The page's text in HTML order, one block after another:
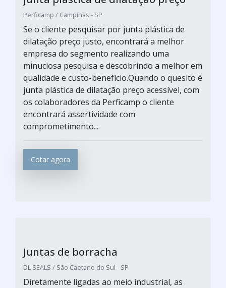
Perficamp / Campinas - SP
Se o cliente pesquisar por junta plástica de
dilatação preço justo, encontrará a melhor
empresa do segmento realizando uma
minuciosa pesquisa e descobrindo a melhor em
qualidade e custo-benefício.Quando o quesito é
junta plástica de dilatação preço acessível, com
os colaboradores da Perficamp o cliente
encontrará assertividade com
comprometimento...
Cotar agora
Juntas de borracha
DL SEALS / São Caetano do Sul - SP
Diretamente ligadas ao meio industrial, as